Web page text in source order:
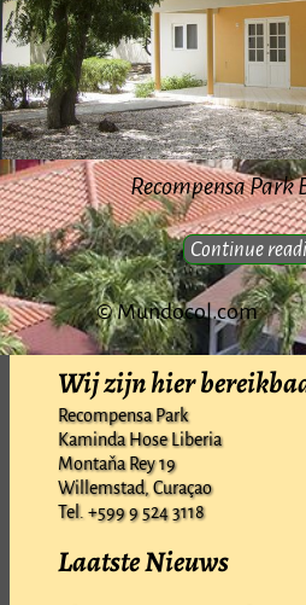
Recompensa Park
Continue
© Mundocol.com
Image navigation
Wij zijn hier
Recompensa Park
Kaminda Hose Liberia
Montaňa Rey 19
Willemstad, Curaçao
Tel. +599 9 524 3118
Laatste Nieuws